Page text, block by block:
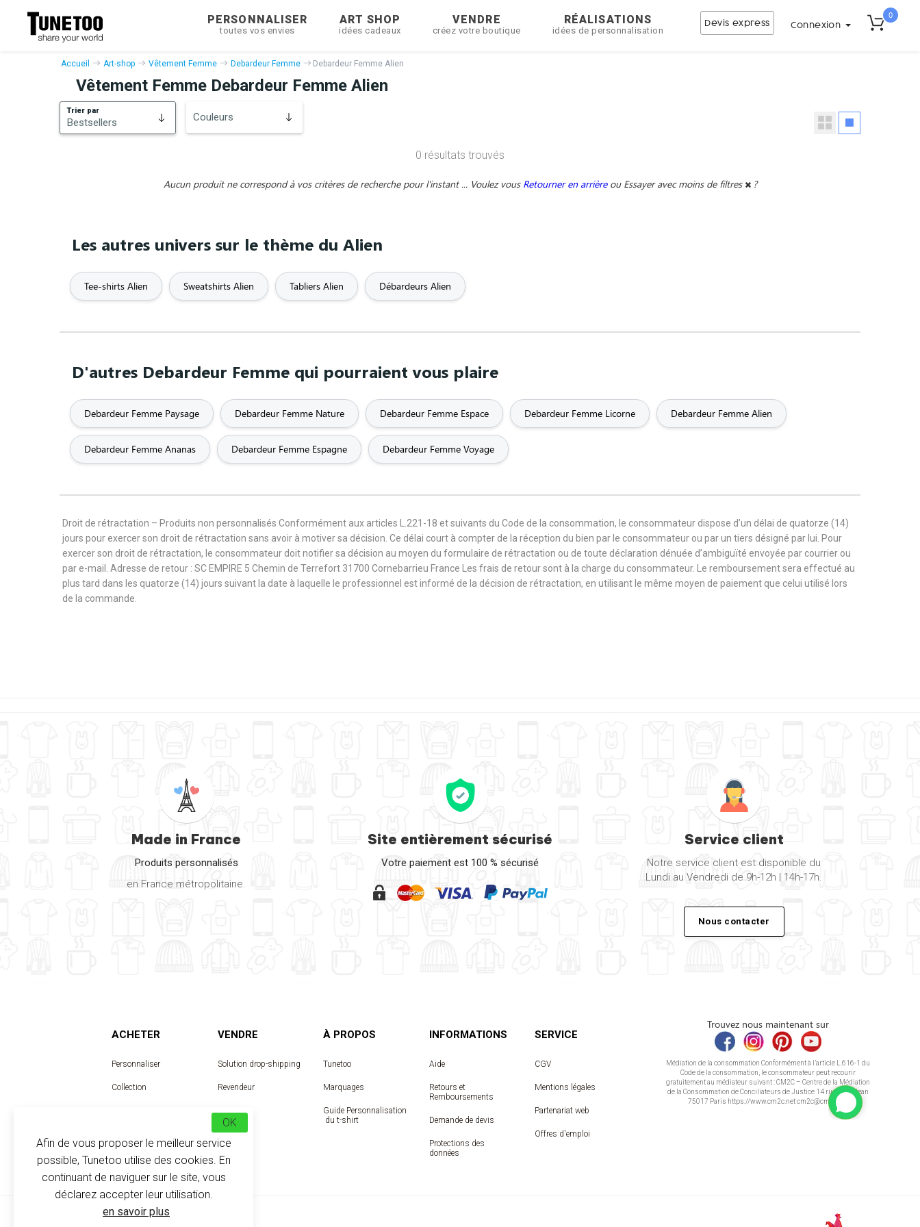
PERSONNALISER
toutes vos envies
ART SHOP
idées cadeaux
VENDRE
créez votre boutique
RÉALISATIONS
idées de personnalisation
Devis express Connexion
0
Accueil Art-shop Vêtement Femme Debardeur Femme Debardeur Femme Alien
Vêtement Femme Debardeur Femme Alien
Trier par
Bestsellers Couleurs
0 résultats trouvés
Aucun produit ne correspond à vos critères de recherche pour l'instant ... Voulez vous Retourner en arrière ou Essayer avec moins de filtres ?
Les autres univers sur le thème du Alien
Tee-shirts Alien Sweatshirts Alien Tabliers Alien Débardeurs Alien
D'autres Debardeur Femme qui pourraient vous plaire
Debardeur Femme Paysage Debardeur Femme Nature Debardeur Femme Espace Debardeur Femme Licorne Debardeur Femme Alien
Debardeur Femme Ananas Debardeur Femme Espagne Debardeur Femme Voyage
Droit de rétractation – Produits non personnalisés Conformément aux articles L.221-18 et suivants du Code de la consommation, le consommateur dispose d’un délai de quatorze (14)
jours pour exercer son droit de rétractation sans avoir à motiver sa décision. Ce délai court à compter de la réception du bien par le consommateur ou par un tiers désigné par lui. Pour
exercer son droit de rétractation, le consommateur doit notifier sa décision au moyen du formulaire de rétractation ou de toute déclaration dénuée d’ambiguïté envoyée par courrier ou
par e-mail. Adresse de retour : SC EMPIRE 5 Chemin de Terrefort 31700 Cornebarrieu France Les frais de retour sont à la charge du consommateur. Le remboursement sera effectué au
plus tard dans les quatorze (14) jours suivant la date à laquelle le professionnel est informé de la décision de rétractation, en utilisant le même moyen de paiement que celui utilisé lors
de la commande.
Made in France
Produits personnalisés
en France métropolitaine.
Site entièrement sécurisé
Votre paiement est 100 % sécurisé
Service client
Notre service client est disponible du
Lundi au Vendredi de 9h-12h | 14h-17h.
Nous contacter
ACHETER
Personnaliser
Collection
VENDRE
Solution drop-shipping
Revendeur
Designer
À PROPOS
Tunetoo
Marquages
Guide Personnalisation
du t-shirt
INFORMATIONS
Aide
Retours et
Remboursements
Demande de devis
Protections des
données
SERVICE
CGV
Mentions légales
Partenariat web
Offres d'emploi
Trouvez nous maintenant sur
Médiation de la consommation Conformément à l’article L.616-1 du
Code de la consommation, le consommateur peut recourir
gratuitement au médiateur suivant : CM2C – Centre de la Médiation
de la Consommation de Conciliateurs de Justice 14 rue Saint Jean
75017 Paris https://www.cm2c.net cm2c@cm2c.net
Afin de vous proposer le meilleur service
possible, Tunetoo utilise des cookies. En
continuant de naviguer sur le site, vous
déclarez accepter leur utilisation.
en savoir plus
OK